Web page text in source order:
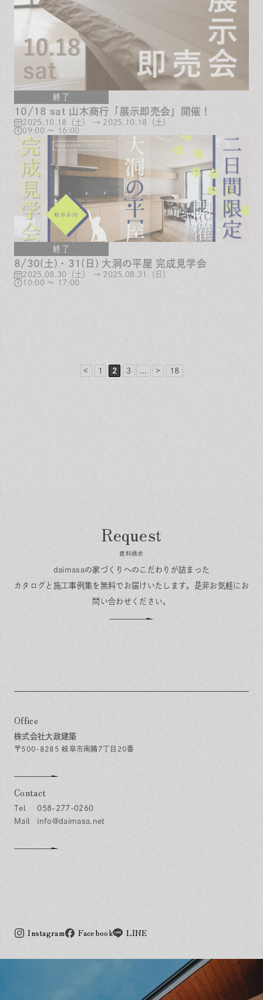
終了
10/18 sat 山木商行「展示即売会」開催！
2025.10.18（土） → 2025.10.18（土）
09:00 ～ 16:00
終了
8/30(土)・31(日) 大洞の平屋 完成見学会
2025.08.30（土） → 2025.08.31（日）
10:00 ～ 17:00
< 1 2 3 ... > 18
資料請求
daimasaの家づくりへのこだわりが詰まった
カタログと施工事例集を無料でお届けいたします。 是非お気軽にお
問い合わせください。
Office
株式会社大政建築
〒500-8285 岐阜市南鶉7丁目20番
Contact
058-277-0260
info@daimasa.net
Instagram Facebook LINE